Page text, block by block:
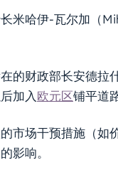
米哈伊-瓦尔加（
的财政部长安德
加入 欧元区铺平道
市场干预措施（
影响。